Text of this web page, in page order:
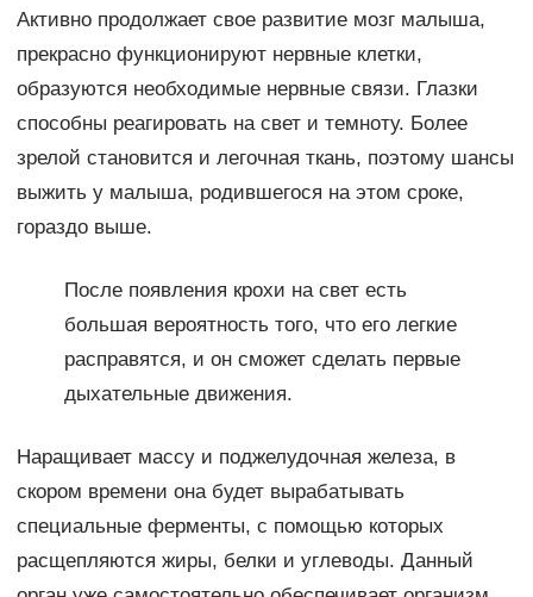
Активно продолжает свое развитие мозг малыша,
прекрасно функционируют нервные клетки,
образуются необходимые нервные связи. Глазки
способны реагировать на свет и темноту. Более
зрелой становится и легочная ткань, поэтому шансы
выжить у малыша, родившегося на этом сроке,
гораздо выше.
После появления крохи на свет есть
большая вероятность того, что его легкие
расправятся, и он сможет сделать первые
дыхательные движения.
Наращивает массу и поджелудочная железа, в
скором времени она будет вырабатывать
специальные ферменты, с помощью которых
расщепляются жиры, белки и углеводы. Данный